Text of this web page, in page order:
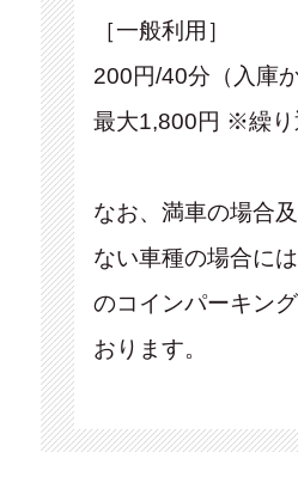
［一般利用］
200円/40分（入庫
最大1,800円 ※繰り
なお、満車の場合
ない車種の場合に
のコインパーキン
おります。